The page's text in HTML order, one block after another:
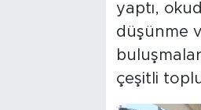
yaptı,
düşünme
çeşitli